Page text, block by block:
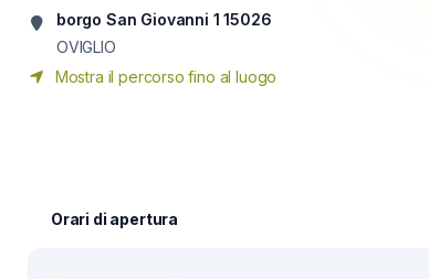
borgo San Giovanni 1 15026
OVIGLIO
Mostra il percorso fino al luogo
Orari di apertura